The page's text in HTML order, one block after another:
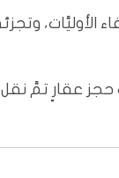
حجز عقارٍ تمَّ نقل